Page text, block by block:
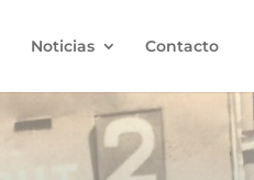
Noticias Contacto